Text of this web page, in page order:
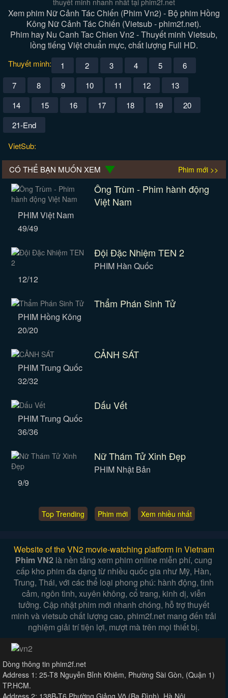
thuyết minh nhanh nhất tại phim2f.net
Xem phim Nữ Cảnh Tác Chiến (Phim Vn2) - Bộ phim Hồng
Kông Nữ Cảnh Tác Chiến (Vietsub - phim2f.net).
Phim hay Nu Canh Tac Chien Vn2 - Thuyết minh Vietsub,
lồng tiếng Việt chuẩn mực, chất lượng Full HD.
Thuyết minh: 1 2 3 4 5
6
7
8 9 10 11 12
13
14
15 16 17 18 19
20
21-End
VietSub:
CÓ THỂ BẠN MUỐN XEM Phim mới >>
Ông Trùm - Phim hành động
Việt Nam
PHIM Việt Nam
49/49
Đội Đặc Nhiệm TEN 2
PHIM Hàn Quốc
12/12
Thẩm Phán Sinh Tử
PHIM Hồng Kông
20/20
CẢNH SÁT
PHIM Trung Quốc
32/32
Dấu Vết
PHIM Trung Quốc
36/36
Nữ Thám Tử Xinh Đẹp
PHIM Nhật Bản
9/9
Top Trending Phim mới Xem nhiều nhất
Website of the VN2 movie-watching platform in Vietnam
Phim VN2 là nền tảng xem phim online miễn phí, cung
cấp kho phim đa dạng từ nhiều quốc gia như Mỹ, Hàn,
Trung, Thái, với các thể loại phong phú: hành động, tình
cảm, ngôn tình, xuyên không, cổ trang, kinh dị, viễn
tưởng. Cập nhật phim mới nhanh chóng, hỗ trợ thuyết
minh và vietsub chất lượng cao, phim2f.net mang đến trải
nghiệm giải trí tiện lợi, mượt mà trên mọi thiết bị.
Dòng thông tin phim2f.net
Address 1: 25-T8 Nguyễn Bỉnh Khiêm, Phường Sài Gòn, (Quận 1)
TP.HCM.
Address 2: 138B-T6 Phường Giảng Võ (Ba Đình), Hà Nội.